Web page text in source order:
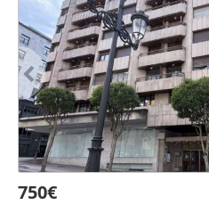
750€